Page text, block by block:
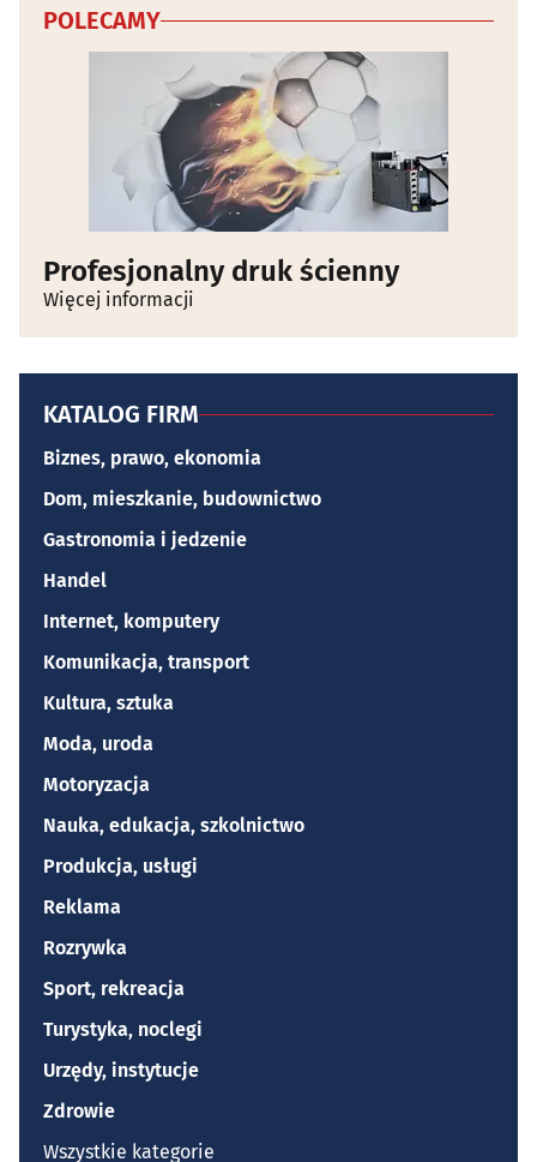
POLECAMY
Profesjonalny druk ścienny
Więcej informacji
KATALOG FIRM
Biznes, prawo, ekonomia
Dom, mieszkanie, budownictwo
Gastronomia i jedzenie
Handel
Internet, komputery
Komunikacja, transport
Kultura, sztuka
Moda, uroda
Motoryzacja
Nauka, edukacja, szkolnictwo
Produkcja, usługi
Reklama
Rozrywka
Sport, rekreacja
Turystyka, noclegi
Urzędy, instytucje
Zdrowie
Wszystkie kategorie